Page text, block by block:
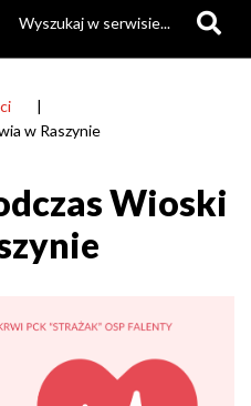
w Raszynie
Wioski